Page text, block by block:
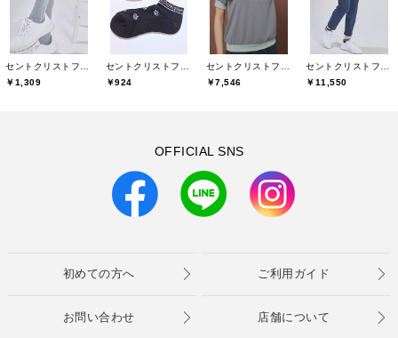
セントクリストファーゴルフ(St.ChristopherGolf)
￥1,309
セントクリストファーゴルフ(St.ChristopherGolf)
￥924
セントクリストファーゴルフ(St.ChristopherGolf)
￥7,546
セントクリストファーゴルフ(St.ChristopherGolf)
￥11,550
OFFICIAL SNS
初めての方へ ご利用ガイド
お問い合わせ 店舗について